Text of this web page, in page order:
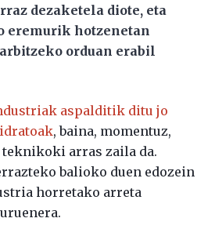
dezaketela diote, eta
eremurik hotzenetan
orduan erabil
aspalditik ditu jo
, baina, momentuz,
arras zaila da.
balioko duen edozein
horretako arreta